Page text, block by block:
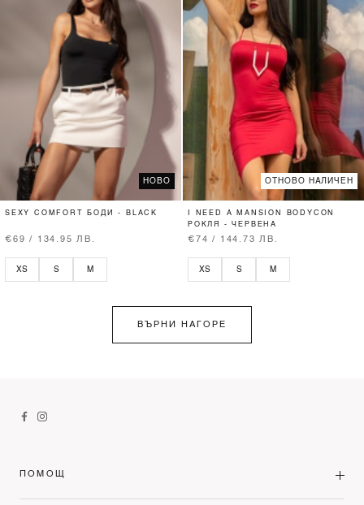
НОВО
SEXY COMFORT БОДИ - BLACK
€69 / 134.95 ЛВ.
XS S M
ОТНОВО НАЛИЧЕН
I NEED A MANSION BODYCON
РОКЛЯ - ЧЕРВЕНА
€74 / 144.73 ЛВ.
XS S M
ВЪРНИ НАГОРЕ
ПОМОЩ